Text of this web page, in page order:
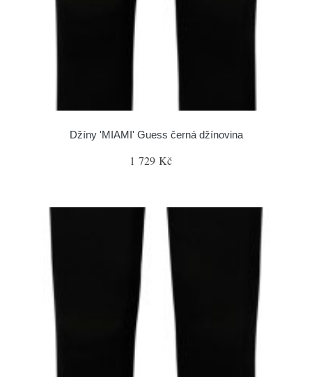
Džíny 'MIAMI' Guess černá džínovina
1 729 Kč